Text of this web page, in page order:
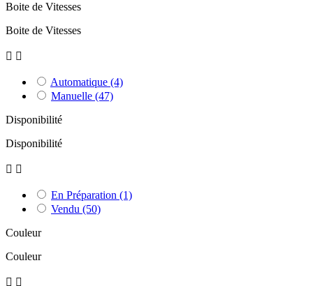
Boite de Vitesses
Boite de Vitesses
 
Automatique (4)
Manuelle (47)
Disponibilité
Disponibilité
 
En Préparation (1)
Vendu (50)
Couleur
Couleur
 